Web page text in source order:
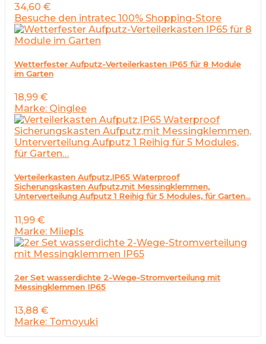
34,60 €
Besuche den intratec 100% Shopping-Store
Wetterfester Aufputz-Verteilerkasten IP65 für 8 Module
im Garten
18,99 €
Marke: Qinglee
Verteilerkasten Aufputz,IP65 Waterproof
Sicherungskasten Aufputz,mit Messingklemmen,
Unterverteilung Aufputz 1 Reihig für 5 Modules, für Garten…
11,99 €
Marke: Miiepls
2er Set wasserdichte 2-Wege-Stromverteilung mit
Messingklemmen IP65
13,88 €
Marke: Tomoyuki